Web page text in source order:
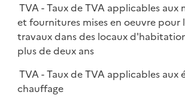
TVA - Taux de TVA applicables aux
et fournitures mises en oeuvre pour
travaux dans des locaux
plus de deux ans
TVA - Taux de TVA applicables aux
chauffage